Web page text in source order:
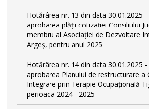
Hotărârea nr. 13 din data 30.01.2025
aprobarea plății cotizației Consiliului
membru al Asociației de Dezvoltare
Argeș, pentru anul 2025
Hotărârea nr. 14 din data 30.01.2025
aprobarea Planului de restructurare a
Integrare prin Terapie Ocupațională
perioada 2024 - 2025